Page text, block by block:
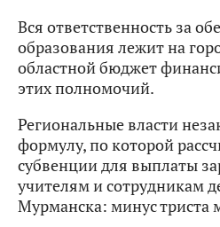
Вся ответственность за
образования лежит на
областной бюджет
этих полномочий.
Региональные власти
формулу, по которой
субвенции для выплаты
учителям и сотрудникам
Мурманска: минус триста